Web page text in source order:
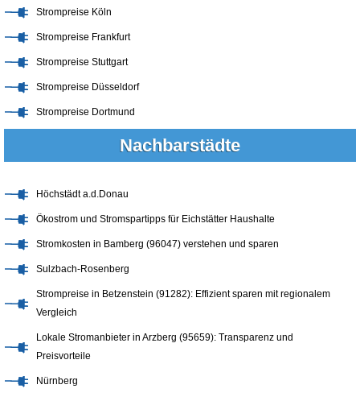
Strompreise Köln
Strompreise Frankfurt
Strompreise Stuttgart
Strompreise Düsseldorf
Strompreise Dortmund
Nachbarstädte
Höchstädt a.d.Donau
Ökostrom und Stromspartipps für Eichstätter Haushalte
Stromkosten in Bamberg (96047) verstehen und sparen
Sulzbach-Rosenberg
Strompreise in Betzenstein (91282): Effizient sparen mit regionalem
Vergleich
Lokale Stromanbieter in Arzberg (95659): Transparenz und
Preisvorteile
Nürnberg